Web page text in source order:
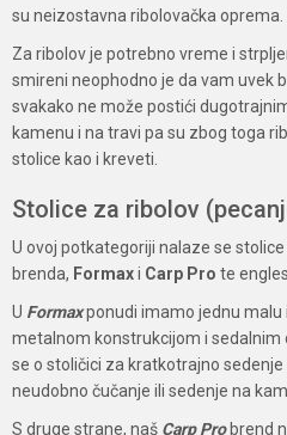
su neizostavna ribolovačka oprema.
Za ribolov je potrebno vreme i
smireni neophodno je da vam uvek
svakako ne može postići
kamenu i na travi pa su zbog toga
stolice kao i kreveti.
Stolice za ribolov
U ovoj potkategoriji nalaze se
brenda, Formaxi Carp Pro te
U Formaxponudi imamo jednu malu
metalnom konstrukcijom i sedalnim
se o stoličici za kratkotrajno
neudobno čučanje ili sedenje na
S druge strane, naš Carp Probrend